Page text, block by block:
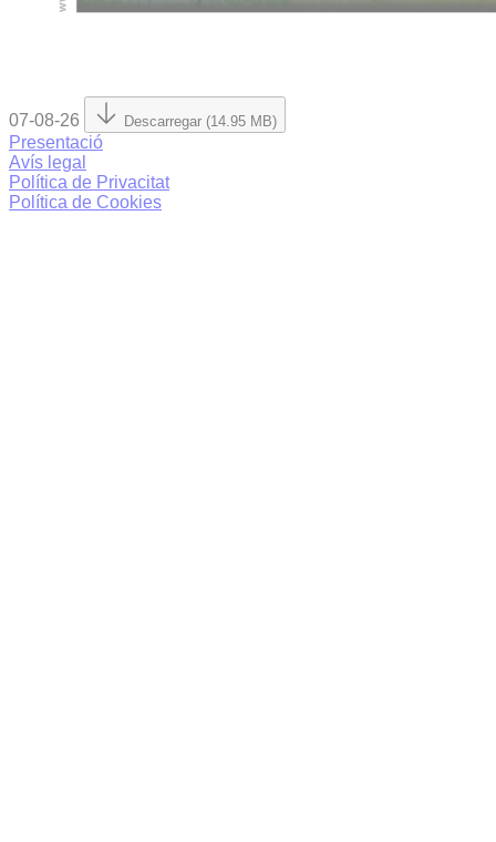
07-08-26 Descarregar (14.95 MB)
Presentació
Avís legal
Política de Privacitat
Política de Cookies